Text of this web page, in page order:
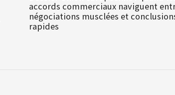
accords commerciaux naviguent
négociations musclées et
rapides